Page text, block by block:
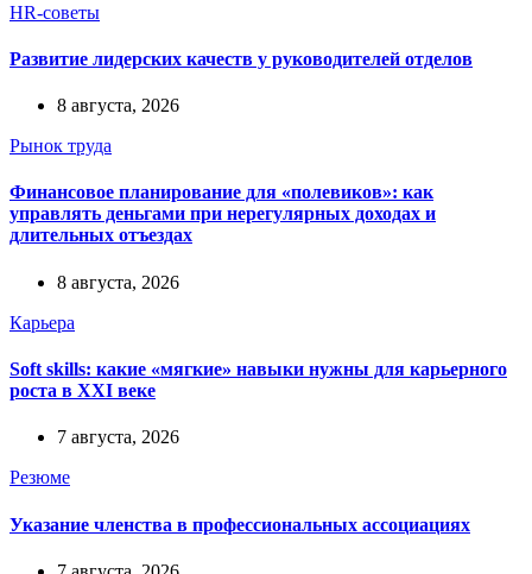
HR-советы
Развитие лидерских качеств у руководителей отделов
8 августа, 2026
Рынок труда
Финансовое планирование для «полевиков»: как
управлять деньгами при нерегулярных доходах и
длительных отъездах
8 августа, 2026
Карьера
Soft skills: какие «мягкие» навыки нужны для карьерного
роста в XXI веке
7 августа, 2026
Резюме
Указание членства в профессиональных ассоциациях